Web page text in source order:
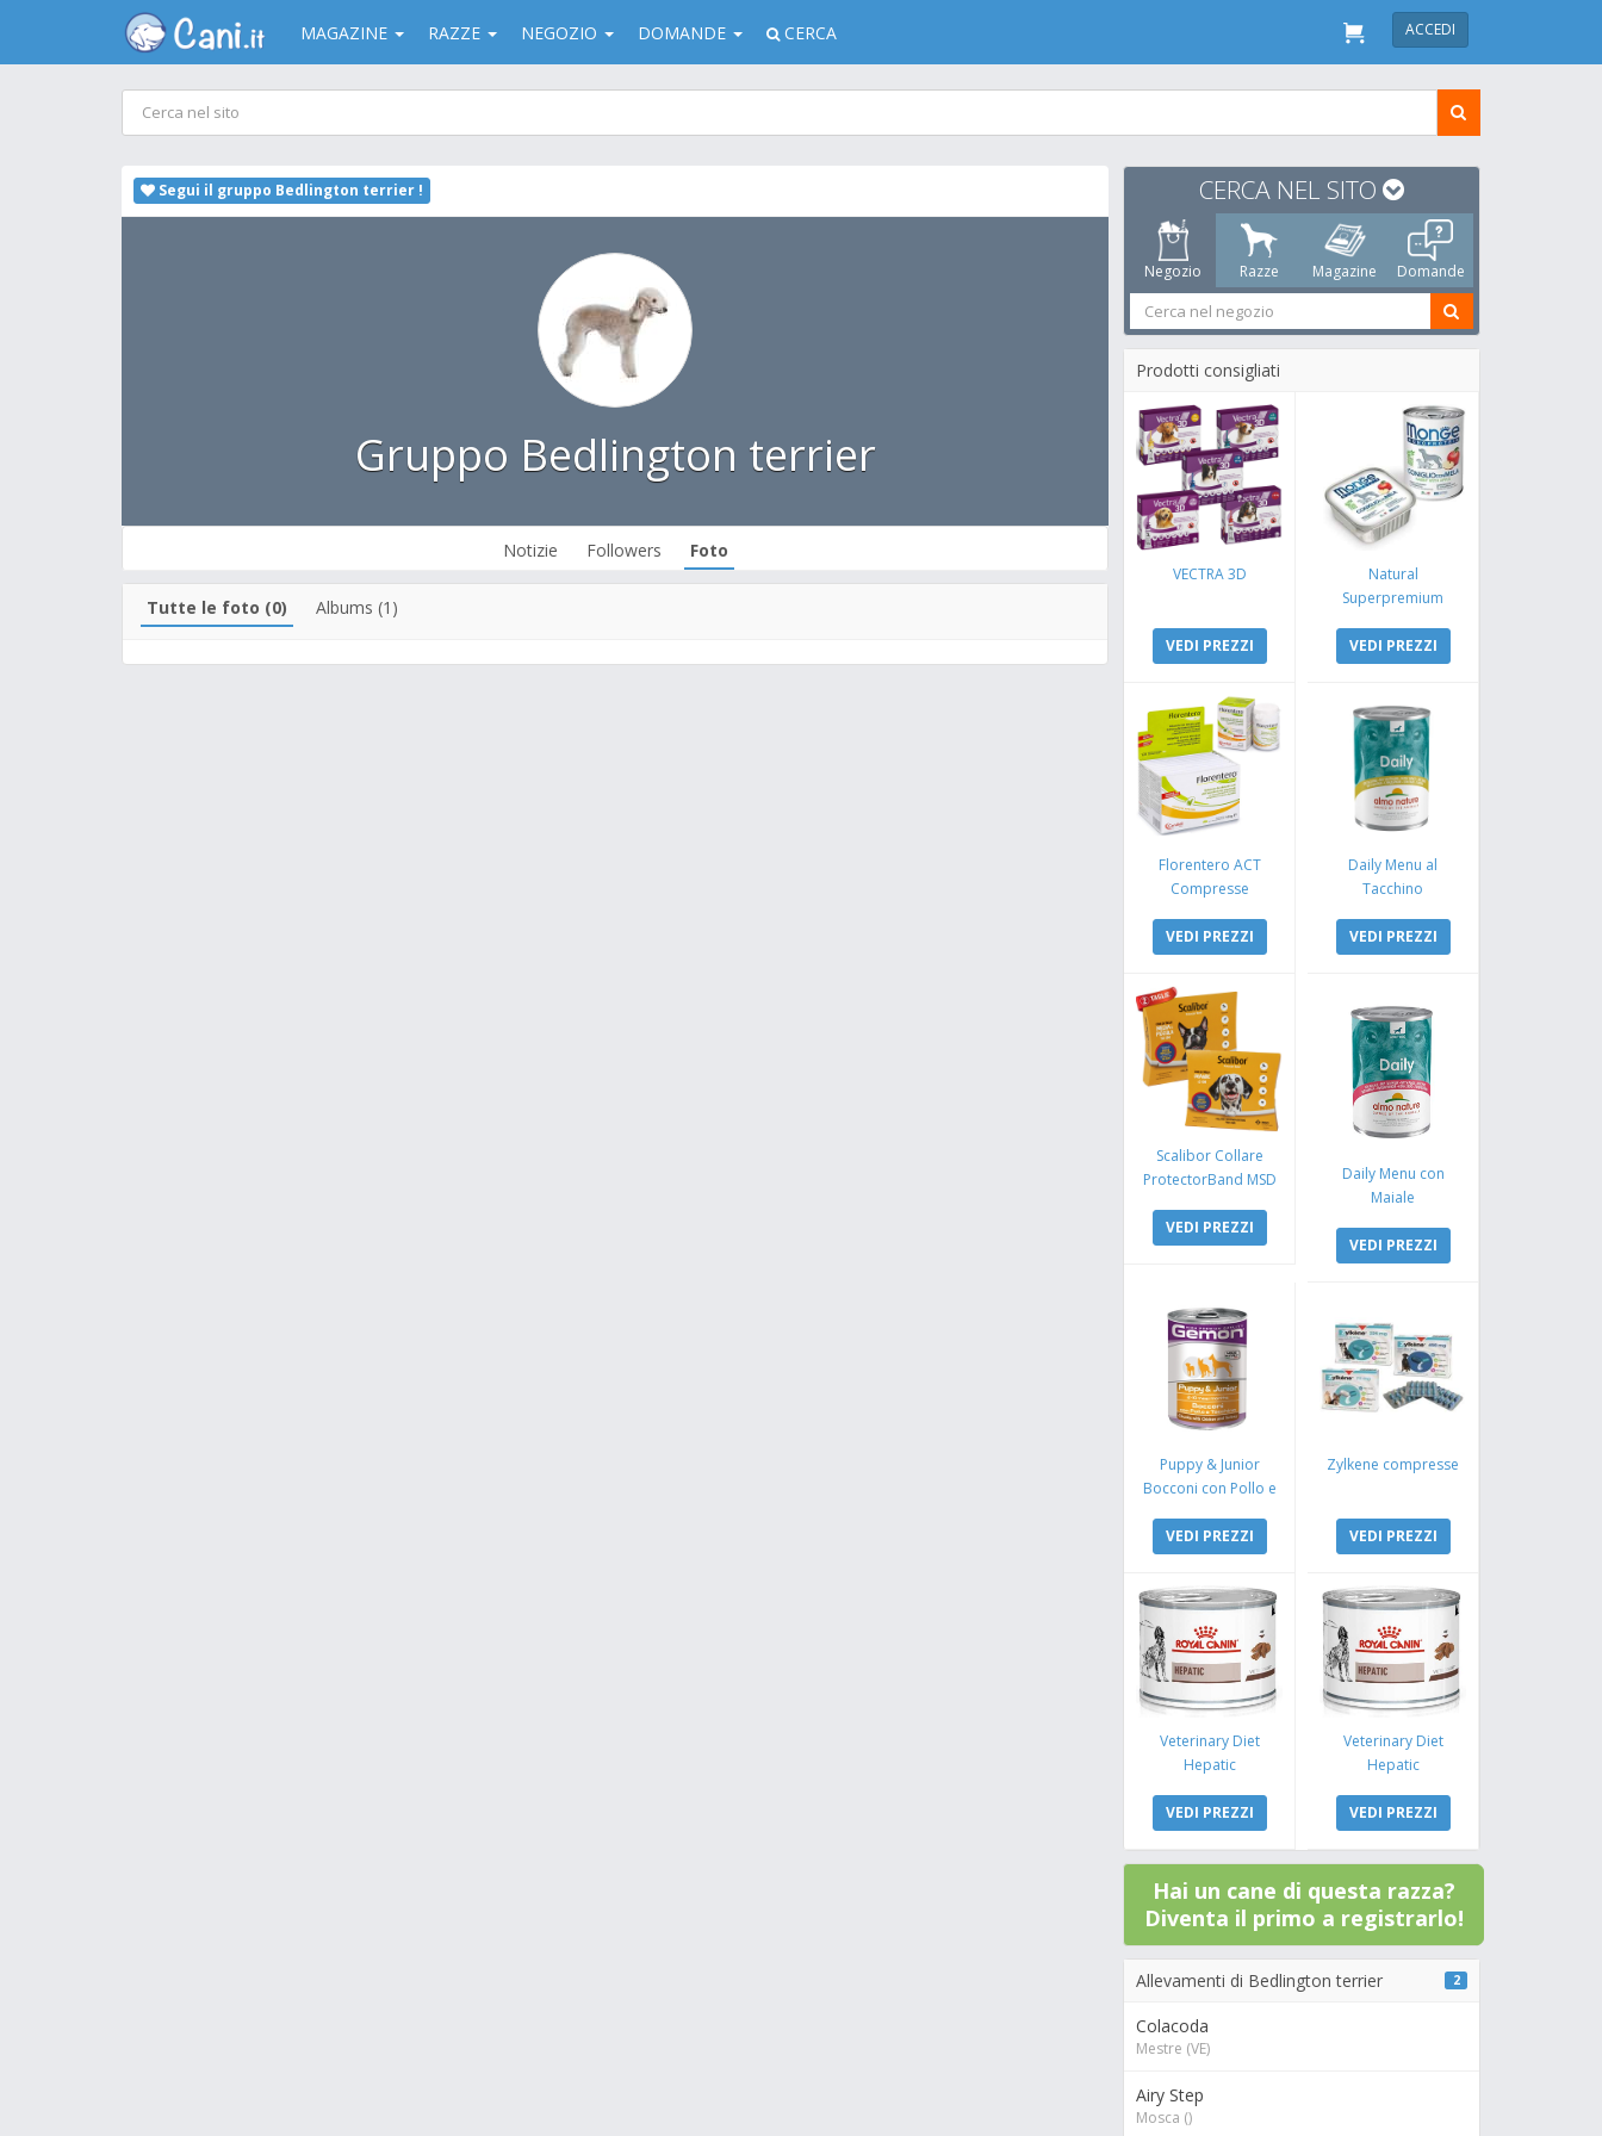
MAGAZINE RAZZE NEGOZIO DOMANDE CERCA ACCEDI
Segui il gruppo Bedlington terrier !
Gruppo Bedlington terrier
Notizie Followers Foto
Tutte le foto (0) Albums (1)
CERCA NEL SITO
Negozio Razze Magazine Domande
Prodotti consigliati
VECTRA 3D
VEDI PREZZI
Natural
Superpremium
Coniglio e Mela
VEDI PREZZI
Florentero ACT
Compresse
VEDI PREZZI
Daily Menu al
Tacchino
VEDI PREZZI
Scalibor Collare
ProtectorBand MSD
VEDI PREZZI
Daily Menu con
Maiale
VEDI PREZZI
Puppy & Junior
Bocconi con Pollo e
VEDI PREZZI
Zylkene compresse
VEDI PREZZI
Veterinary Diet
Hepatic
VEDI PREZZI
Veterinary Diet
Hepatic
VEDI PREZZI
Hai un cane di questa razza?
Diventa il primo a registrarlo!
Allevamenti di Bedlington terrier 2
Colacoda
Mestre (VE)
Airy Step
Mosca ()